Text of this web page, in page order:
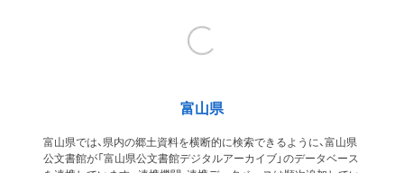
富山県
富山県では、県内の郷土資料を横断的に検索できるように、富山県
公文書館が「富山県公文書館デジタルアーカイブ」のデータベース